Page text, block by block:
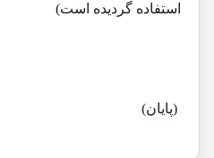
استفاده گردیده است)
(پايان)